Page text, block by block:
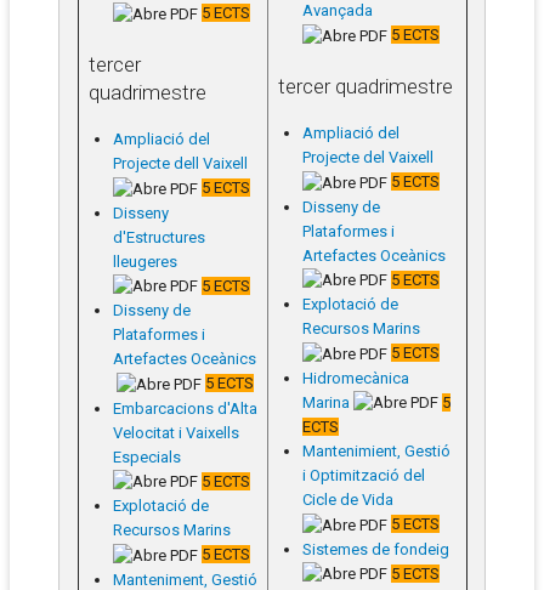
5 ECTS
tercer
quadrimestre
Ampliació del
Projecte dell Vaixell
5 ECTS
Disseny
d'Estructures
lleugeres
5 ECTS
Disseny de
Plataformes i
Artefactes Oceànics
5 ECTS
Embarcacions d'Alta
Velocitat i Vaixells
Especials
5 ECTS
Explotació de
Recursos Marins
5 ECTS
Manteniment, Gestió
Avançada
5 ECTS
tercer quadrimestre
Ampliació del
Projecte del Vaixell
5 ECTS
Disseny de
Plataformes i
Artefactes Oceànics
5 ECTS
Explotació de
Recursos Marins
5 ECTS
Hidromecànica
Marina
5
ECTS
Mantenimient, Gestió
i Optimització del
Cicle de Vida
5 ECTS
Sistemes de fondeig
5 ECTS